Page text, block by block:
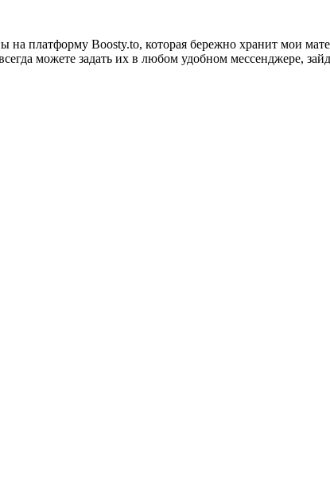
платформу Boosty.to, которая бережно хранит мои
можете задать их в любом удобном мессенджере,